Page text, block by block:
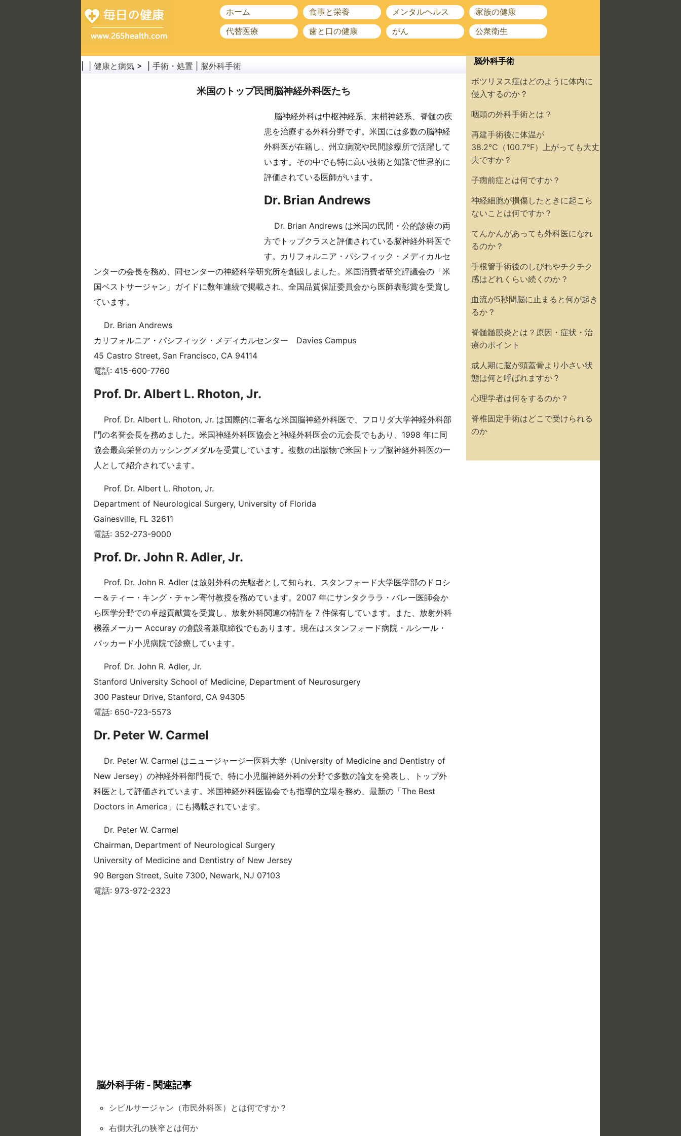
ホーム 食事と栄養 メンタルヘルス
家族の健康
代替医療
歯と口の健康 がん 公衆衛生
健康と病気 > | 手術・処置 脳外科手術
米国のトップ民間脳神経外科医たち
脳神経外科は中枢神経系、末梢神経系、脊髄の疾
患を治療する外科分野です。米国には多数の脳神経
外科医が在籍し、州立病院や民間診療所で活躍して
います。その中でも特に高い技術と知識で世界的に
評価されている医師がいます。
Dr. Brian Andrews
Dr. Brian Andrews は米国の民間・公的診療の両
方でトップクラスと評価されている脳神経外科医で
す。カリフォルニア・パシフィック・メディカルセ
ンターの会長を務め、同センターの神経科学研究所を創設しました。米国消費者研究評議会の「米
国ベストサージャン」ガイドに数年連続で掲載され、全国品質保証委員会から医師表彰賞を受賞し
ています。
Dr. Brian Andrews
カリフォルニア・パシフィック・メディカルセンター Davies Campus
45 Castro Street, San Francisco, CA 94114
電話: 415-600-7760
Prof. Dr. Albert L. Rhoton, Jr.
Prof. Dr. Albert L. Rhoton, Jr. は国際的に著名な米国脳神経外科医で、フロリダ大学神経外科部
門の名誉会長を務めました。米国神経外科医協会と神経外科医会の元会長でもあり、1998 年に同
協会最高栄誉のカッシングメダルを受賞しています。複数の出版物で米国トップ脳神経外科医の一
人として紹介されています。
Prof. Dr. Albert L. Rhoton, Jr.
Department of Neurological Surgery, University of Florida
Gainesville, FL 32611
電話: 352-273-9000
Prof. Dr. John R. Adler, Jr.
Prof. Dr. John R. Adler は放射外科の先駆者として知られ、スタンフォード大学医学部のドロシ
ー＆ティー・キング・チャン寄付教授を務めています。2007 年にサンタクララ・バレー医師会か
ら医学分野での卓越貢献賞を受賞し、放射外科関連の特許を 7 件保有しています。また、放射外科
機器メーカー Accuray の創設者兼取締役でもあります。現在はスタンフォード病院・ルシール・
パッカード小児病院で診療しています。
Prof. Dr. John R. Adler, Jr.
Stanford University School of Medicine, Department of Neurosurgery
300 Pasteur Drive, Stanford, CA 94305
電話: 650-723-5573
Dr. Peter W. Carmel
Dr. Peter W. Carmel はニュージャージー医科大学（University of Medicine and Dentistry of
New Jersey）の神経外科部門長で、特に小児脳神経外科の分野で多数の論文を発表し、トップ外
科医として評価されています。米国神経外科医協会でも指導的立場を務め、最新の「The Best
Doctors in America」にも掲載されています。
Dr. Peter W. Carmel
Chairman, Department of Neurological Surgery
University of Medicine and Dentistry of New Jersey
90 Bergen Street, Suite 7300, Newark, NJ 07103
電話: 973-972-2323
脳外科手術 - 関連記事
シビルサージャン（市民外科医）とは何ですか？
右側大孔の狭窄とは何か
脳外科手術
ボツリヌス症はどのように体内に
侵入するのか？
咽頭の外科手術とは？
再建手術後に体温が
38.2℃（100.7°F）上がっても大丈
夫ですか？
子癇前症とは何ですか？
神経細胞が損傷したときに起こら
ないことは何ですか？
てんかんがあっても外科医になれ
るのか？
手根管手術後のしびれやチクチク
感はどれくらい続くのか？
血流が5秒間脳に止まると何が起き
るか？
脊髄髄膜炎とは？原因・症状・治
療のポイント
成人期に脳が頭蓋骨より小さい状
態は何と呼ばれますか？
心理学者は何をするのか？
脊椎固定手術はどこで受けられる
のか